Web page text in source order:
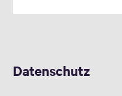
Datenschutz